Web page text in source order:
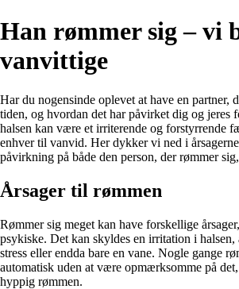
Han rømmer sig – vi
vanvittige
Har du nogensinde oplevet at have en partner,
tiden, og hvordan det har påvirket dig og jeres
halsen kan være et irriterende og forstyrrende
enhver til vanvid. Her dykker vi ned i
påvirkning på både den person, der rømmer
Årsager til rømmen
Rømmer sig meget kan have forskellige
psykiske. Det kan skyldes en irritation i
stress eller endda bare en vane. Nogle gange
automatisk uden at være opmærksomme på
hyppig rømmen.